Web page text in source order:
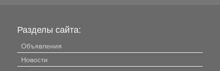
Разделы сайта:
Объявления
Новости